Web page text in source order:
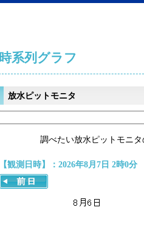
時系列グラフ
放水ピットモニタ
調べたい放水ピットモニ
【観測日時】：2026年8月7日 2時0分